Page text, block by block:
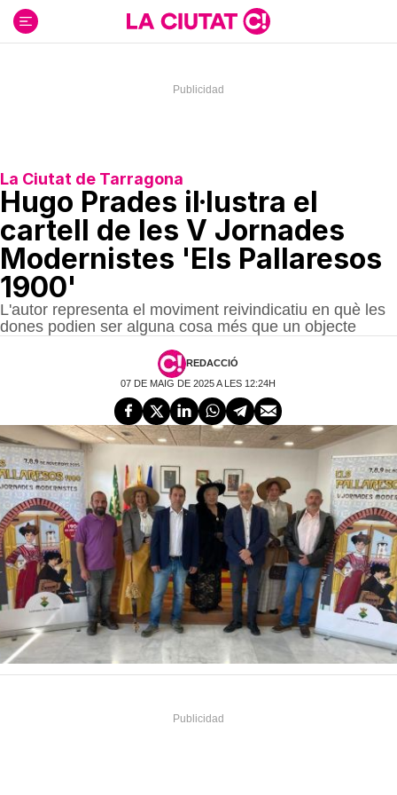
contenido
La Ciutat de Tarragona
Hugo Prades il·lustra el
cartell de les V Jornades
Modernistes 'Els Pallaresos
1900'
L'autor representa el moviment reivindicatiu en què les
dones podien ser alguna cosa més que un objecte
REDACCIÓ
07 DE MAIG DE 2025 A LES 12:24H